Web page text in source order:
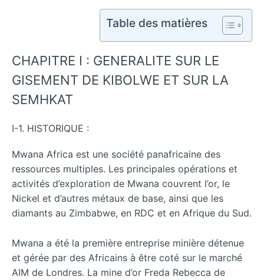
Table des matières
CHAPITRE I : GENERALITE SUR LE
GISEMENT DE KIBOLWE ET SUR LA
SEMHKAT
I-1. HISTORIQUE :
Mwana Africa est une société panafricaine des
ressources multiples. Les principales opérations et
activités d’exploration de Mwana couvrent l’or, le
Nickel et d’autres métaux de base, ainsi que les
diamants au Zimbabwe, en RDC et en Afrique du Sud.
Mwana a été la première entreprise minière détenue
et gérée par des Africains à être coté sur le marché
AIM de Londres. La mine d’or Freda Rebecca de